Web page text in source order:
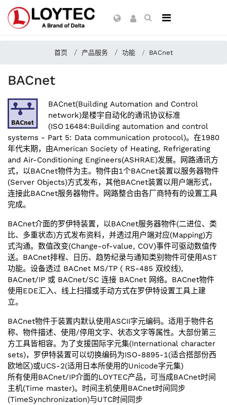
首页 产品服务 功能 BACnet
BACnet
BACnet(Building Automation and Control
network)是楼宇自动化的通讯协议标准
(ISO 16484:Building automation and control
systems - Part 5: Data communication protocol)。在1980
年代末期，由American Society of Heating, Refrigerating
and Air-Conditioning Engineers(ASHRAE)发展。网路通讯方
式，以BACnet物件为主。物件由1个BACnet装置以服务器物件
(Server Objects)方式发布，其他BACnet装置以用户端形式，
连接此BACnet服务器物件。网路整合由各厂商特有的设置工具
完成。
BACnet介面的罗伊特装置，以BACnet服务器物件(二进位、类
比、多重状态)方式发布资料，并透过用户端对应(Mapping)方
式沟通。数值改变(Change-of-value, COV)事件可驱动数值传
送。BACnet排程、日历、趋势纪录与通知类别物件可使用AST
功能。 设备透过 BACnet MS/TP ( RS-485 双绞线),
BACnet/IP 或 BACnet/SC 连接 BACnet 网络。 BACnet物件
使用EDE汇入、线上扫描或手动方式在罗伊特设置工具上建
立。
BACnet物件于装置内默认使用ASCII字元编码。适用于物件名
称、物件描述、使用/停用文字、状态文字等属性。大部份第三
方工具皆相容。为了支援国际字元集(International character
sets)， 罗伊特装置可以切换编码为ISO-8895-1(适合搭部份西
欧地区)或UCS-2(适用日本所使用的Unicode字元集)
所有使用BACnet/‌IP介面的LOYTEC产品，可当成BACnet时间
主机(Time master)。时间主机使用BACnet时间同步
(TimeSynchronization)与UTC时间同步